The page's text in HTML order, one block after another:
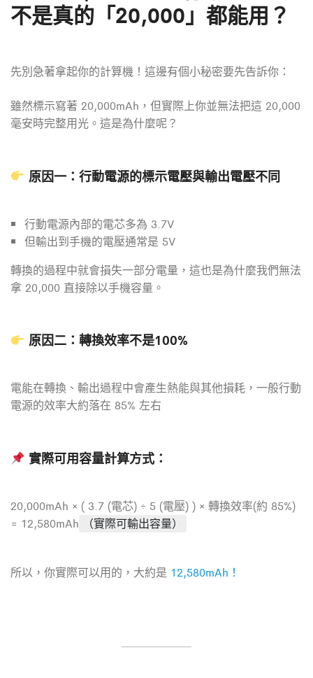
不是真的「20,000」都能用？
先別急著拿起你的計算機！這邊有個小秘密要先告訴你：
雖然標示寫著 20,000mAh，但實際上你並無法把這 20,000
毫安時完整用光。這是為什麼呢？
原因一：行動電源的標示電壓與輸出電壓不同
行動電源內部的電芯多為 3.7V
但輸出到手機的電壓通常是 5V
轉換的過程中就會損失一部分電量，這也是為什麼我們無法
拿 20,000 直接除以手機容量。
原因二：轉換效率不是100%
電能在轉換、輸出過程中會產生熱能與其他損耗，一般行動
電源的效率大約落在 85% 左右
實際可用容量計算方式：
20,000mAh × ( 3.7 (電芯) ÷ 5 (電壓) ) × 轉換效率(約 85%)
= 12,580mAh
（實際可輸出容量）
所以，你實際可以用的，大約是 12,580mAh！